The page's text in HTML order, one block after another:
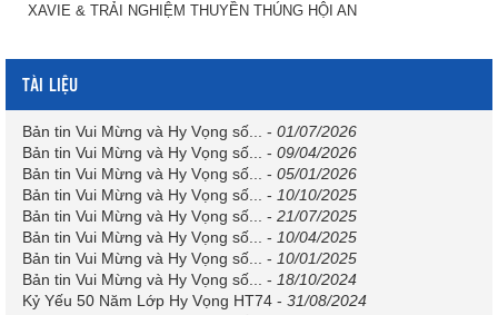
XAVIE & TRẢI NGHIỆM THUYỀN THÚNG HỘI AN
TÀI LIỆU
Bản tin Vui Mừng và Hy Vọng số... - 01/07/2026
Bản tin Vui Mừng và Hy Vọng số...
- 09/04/2026
Bản tin Vui Mừng và Hy Vọng số...
- 05/01/2026
Bản tin Vui Mừng và Hy Vọng số...
- 10/10/2025
Bản tin Vui Mừng và Hy Vọng số...
- 21/07/2025
Bản tin Vui Mừng và Hy Vọng số...
- 10/04/2025
Bản tin Vui Mừng và Hy Vọng số...
- 10/01/2025
Bản tin Vui Mừng và Hy Vọng số...
- 18/10/2024
Kỷ Yếu 50 Năm Lớp Hy Vọng HT74 - 31/08/2024